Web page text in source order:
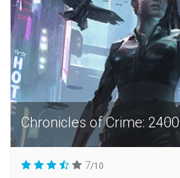
Chronicles of Crime: 2400
7/10